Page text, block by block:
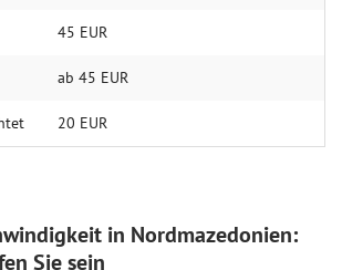
45 EUR
ab 45 EUR
20 EUR
in Nordmazedonien:
Sie sein